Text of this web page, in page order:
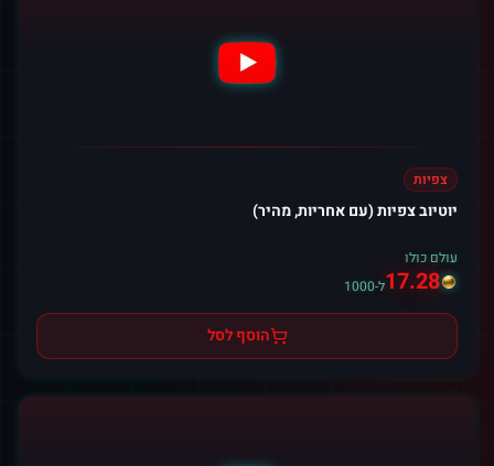
צפיות
יוטיוב צפיות (עם אחריות, מהיר)
עולם כולו
17.28ל-1000
הוסף לסל